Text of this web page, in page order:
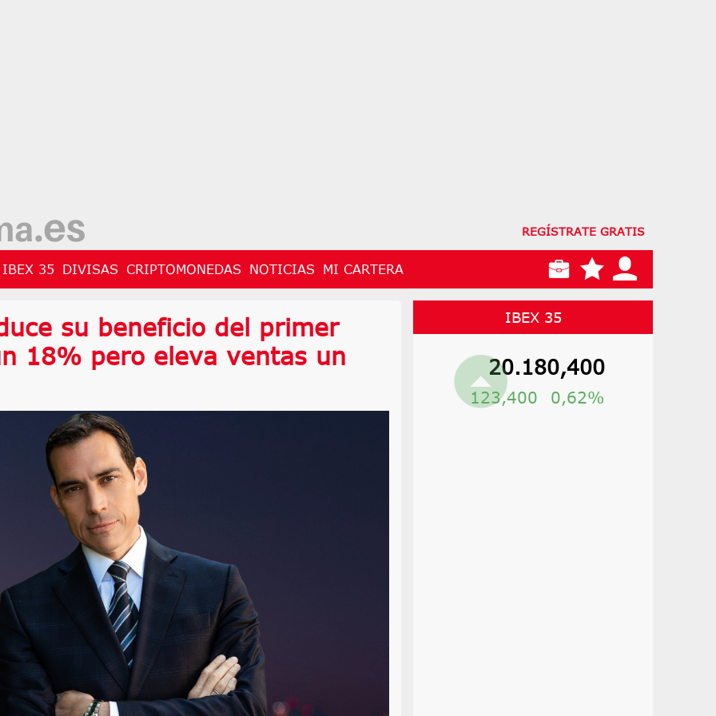
REGÍSTRATE GRATIS
IBEX 35 DIVISAS CRIPTOMONEDAS NOTICIAS MI CARTERA
su beneficio del primer
18% pero eleva ventas un
IBEX 35
20.180,400
123,400 0,62%